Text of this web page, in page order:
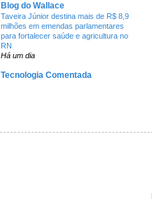
Blog do Wallace
Taveira Júnior destina mais de R$ 8,9
milhões em emendas parlamentares
para fortalecer saúde e agricultura no
RN
Há um dia
Tecnologia Comentada